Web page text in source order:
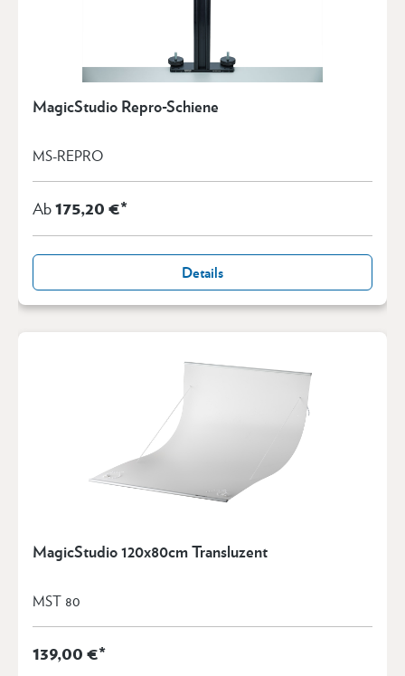
MagicStudio Repro-Schiene
MS-REPRO
Ab175,20 €*
Details
MagicStudio 120x80cm Transluzent
MST 80
139,00 €*